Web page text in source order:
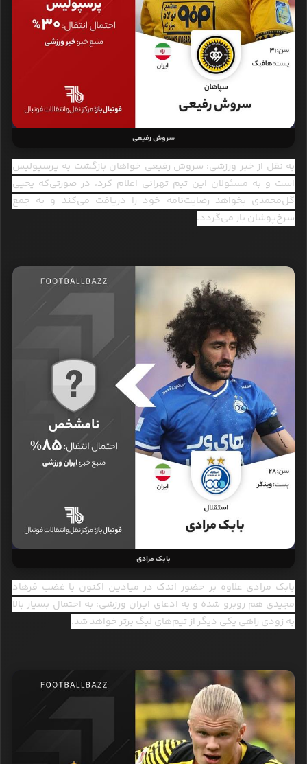
سروش رفیعی
به نقل از خبر ورزشی: سروش رفیعی خواهان بازگشت به پرسپولیس
است و به مسئولان این تیم تهرانی اعلام کرد، در صورتی‌که یحیی
گل‌محمدی بخواهد رضایت‌نامه خود را دریافت می‌کند و به جمع
سرخ‌پوشان باز می‌گردد.
بابک مرادی
بابک مرادی علاوه بر حضور اندک در میادین اکنون با غضب فرهاد
مجیدی هم روبرو شده و به ادعای ایران ورزشی: به احتمال بسیار بالا
به زودی راهی یکی دیگر از تیم‌های لیگ برتر خواهد شد.